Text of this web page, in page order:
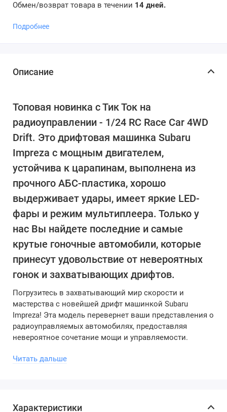
Обмен/возврат товара в течении 14 дней.
Подробнее
Описание
Топовая новинка с Тик Ток на
радиоуправлении - 1/24 RC Race Car 4WD
Drift. Это дрифтовая машинка Subaru
Impreza с мощным двигателем,
устойчива к царапинам, выполнена из
прочного АБС-пластика, хорошо
выдерживает удары, имеет яркие LED-
фары и режим мультиплеера. Только у
нас Вы найдете последние и самые
крутые гоночные автомобили, которые
принесут удовольствие от невероятных
гонок и захватывающих дрифтов.
Погрузитесь в захватывающий мир скорости и
мастерства с новейшей дрифт машинкой Subaru
Impreza! Эта модель перевернет ваши представления о
радиоуправляемых автомобилях, предоставляя
невероятное сочетание мощи и управляемости.
Дизайн:
Читать дальше
Характеристики